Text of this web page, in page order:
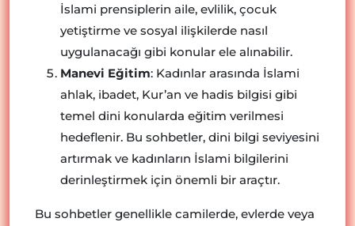
İslami prensiplerin aile, evlilik, çocuk
yetiştirme ve sosyal ilişkilerde nasıl
uygulanacağı gibi konular ele alınabilir.
Manevi Eğitim: Kadınlar arasında İslami
ahlak, ibadet, Kur’an ve hadis bilgisi gibi
temel dini konularda eğitim verilmesi
hedeflenir. Bu sohbetler, dini bilgi seviyesini
artırmak ve kadınların İslami bilgilerini
derinleştirmek için önemli bir araçtır.
Bu sohbetler genellikle camilerde, evlerde veya